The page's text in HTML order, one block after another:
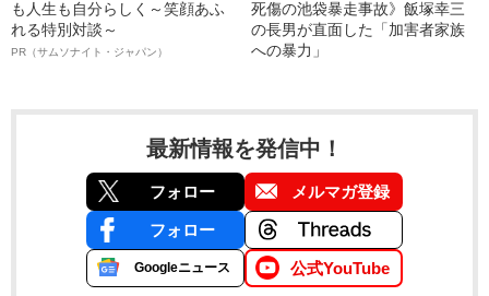
も人生も自分らしく～笑顔あふ
れる特別対談～
PR（サムソナイト・ジャパン）
死傷の池袋暴走事故》飯塚幸三
の長男が直面した「加害者家族
への暴力」
最新情報を発信中！
フォロー メルマガ登録
フォロー
Googleニュース 公式YouTube